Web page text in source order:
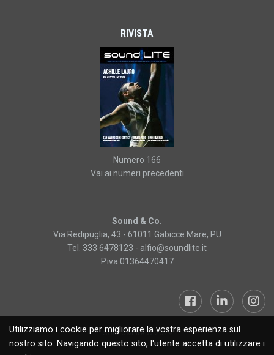
Utilizziamo i cookie per migliorare la vostra esperienza sul
nostro sito. Navigando questo sito, l'utente accetta di utilizzare i
RIVISTA
Numero 166
Vai ai numeri precedenti
Sound & Co.
Via Redipuglia, 43 - 61011 Gabicce Mare, PU
Tel. 333 6478123 - alfio@soundlite.it
P.iva 01364470417
Sound&Lite © 2019